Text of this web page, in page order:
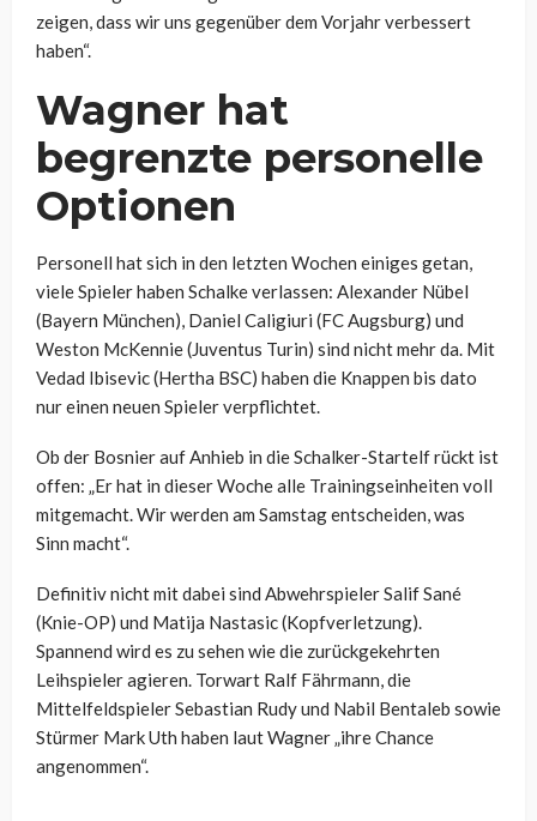
zeigen, dass wir uns gegenüber dem Vorjahr verbessert
haben“.
Wagner hat
begrenzte personelle
Optionen
Personell hat sich in den letzten Wochen einiges getan,
viele Spieler haben Schalke verlassen: Alexander Nübel
(Bayern München), Daniel Caligiuri (FC Augsburg) und
Weston McKennie (Juventus Turin) sind nicht mehr da. Mit
Vedad Ibisevic (Hertha BSC) haben die Knappen bis dato
nur einen neuen Spieler verpflichtet.
Ob der Bosnier auf Anhieb in die Schalker-Startelf rückt ist
offen: „Er hat in dieser Woche alle Trainingseinheiten voll
mitgemacht. Wir werden am Samstag entscheiden, was
Sinn macht“.
Definitiv nicht mit dabei sind Abwehrspieler Salif Sané
(Knie-OP) und Matija Nastasic (Kopfverletzung).
Spannend wird es zu sehen wie die zurückgekehrten
Leihspieler agieren. Torwart Ralf Fährmann, die
Mittelfeldspieler Sebastian Rudy und Nabil Bentaleb sowie
Stürmer Mark Uth haben laut Wagner „ihre Chance
angenommen“.